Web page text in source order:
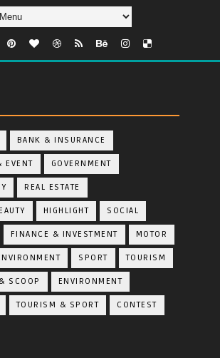
BANK & INSURANCE
EVENT GOVERNMENT
REAL ESTATE
HIGHLIGHT SOCIAL
FINANCE & INVESTMENT MOTOR
SPORT TOURISM
SCOOP ENVIRONMENT
TOURISM & SPORT CONTEST